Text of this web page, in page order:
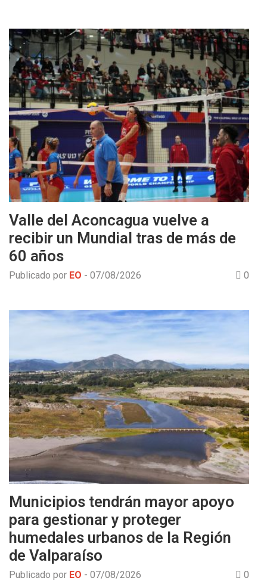
Valle del Aconcagua vuelve a
recibir un Mundial tras de más de
60 años
Publicado por EO - 07/08/2026 0
Municipios tendrán mayor apoyo
para gestionar y proteger
humedales urbanos de la Región
de Valparaíso
Publicado por EO - 07/08/2026 0